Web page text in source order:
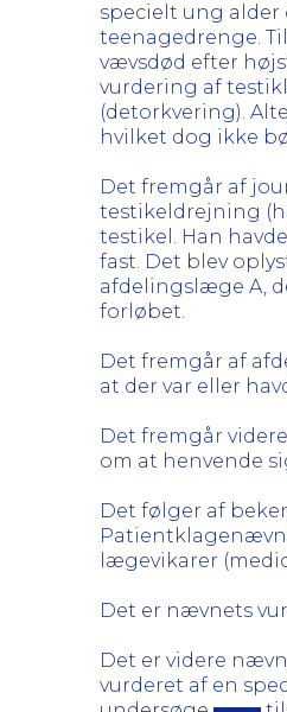
specielt ung
teenagedrenge.
vævsdød efter
vurdering af
(detorkvering).
hvilket dog ikke
Det fremgår af
testikeldrejning
testikel. Han
fast. Det blev
afdelingslæge A,
forløbet.
Det fremgår af
at der var eller
Det fremgår
om at henvende
Det følger af
lægevikarer
Det er nævnets
Det er videre
vurderet af en